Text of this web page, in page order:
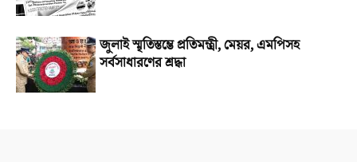
জুলাই স্মৃতিস্তম্ভে প্রতিমন্ত্রী, মেয়র, এমপিসহ
সর্বসাধারণের শ্রদ্ধা